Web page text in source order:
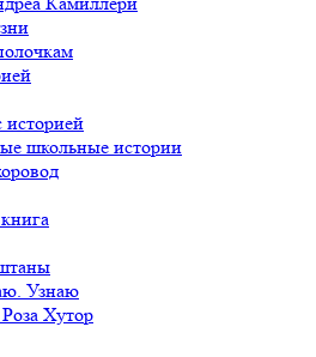
историей
школьные истории
Узнаю
Хутор